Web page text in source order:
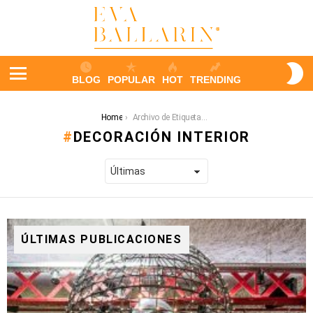
BLOG POPULAR HOT TRENDING
Home Archivo de Etiqueta: Decoración interior
DECORACIÓN INTERIOR
ÚLTIMAS PUBLICACIONES